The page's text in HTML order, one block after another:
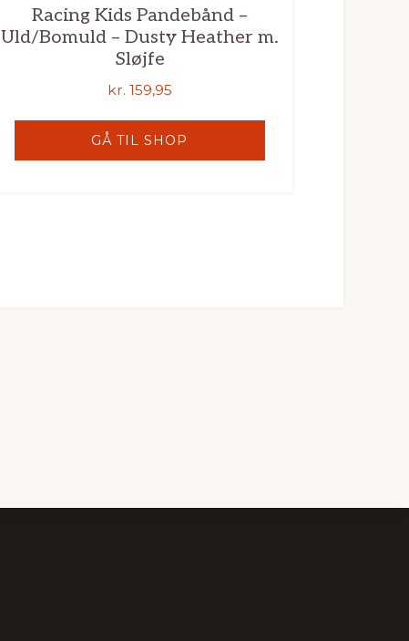
Racing Kids Pandebånd –
Uld/Bomuld – Dusty Heather m.
Sløjfe
kr. 159,95
GÅ TIL SHOP